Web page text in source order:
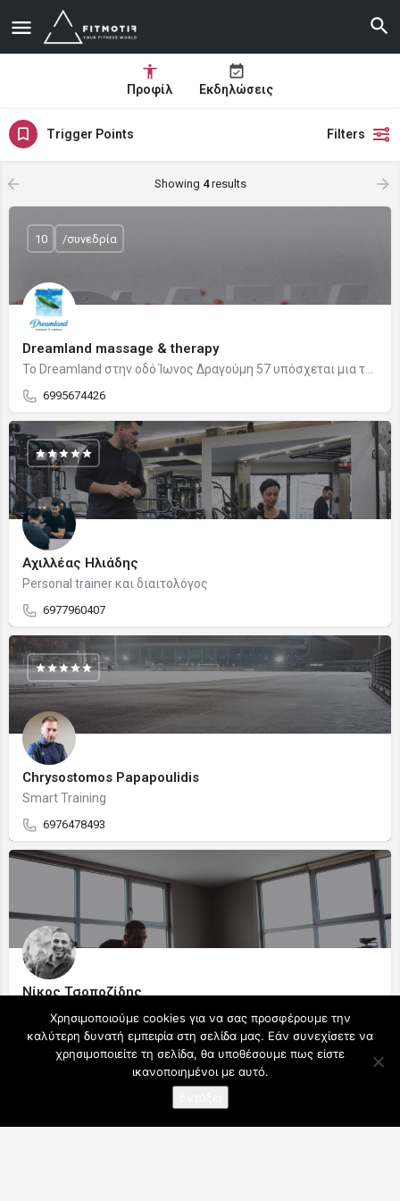
Προφίλ Εκδηλώσεις
Trigger Points Filters
Showing 4results
Dreamland massage & therapy
6995674426
10 /συνεδρία
Αχιλλέας Ηλιάδης
Personal trainer και διαιτολόγος
6977960407
Chrysostomos Papapoulidis
Smart Training
6976478493
Νίκος Τσοποζίδης
Fitness & Wellness Trainer
6989537845
Map view
Χρησιμοποιούμε cookies για να σας προσφέρουμε την
καλύτερη δυνατή εμπειρία στη σελίδα μας. Εάν συνεχίσετε να
χρησιμοποιείτε τη σελίδα, θα υποθέσουμε πως είστε
ικανοποιημένοι με αυτό.